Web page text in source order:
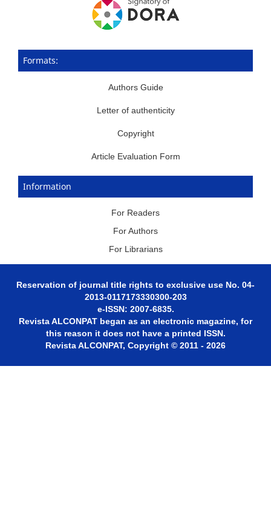
Formats:
Authors Guide
Letter of authenticity
Copyright
Article Evaluation Form
Information
For Readers
For Authors
For Librarians
Reservation of journal title rights to exclusive use No. 04-
2013-0117173330300-203
e-ISSN: 2007-6835.
Revista ALCONPAT began as an electronic magazine, for
this reason it does not have a printed ISSN.
Revista ALCONPAT, Copyright © 2011 - 2026